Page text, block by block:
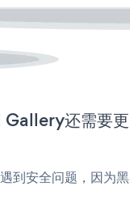
还需要
到安全问题，因为